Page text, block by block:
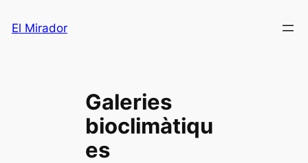
alEl Mirador
Galeries
bioclimàtiqu
es